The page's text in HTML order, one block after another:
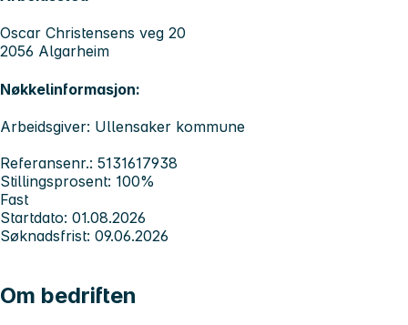
Oscar Christensens veg 20
2056 Algarheim
Nøkkelinformasjon:
Arbeidsgiver: Ullensaker kommune
Referansenr.: 5131617938
Stillingsprosent: 100%
Fast
Startdato: 01.08.2026
Søknadsfrist: 09.06.2026
Om bedriften